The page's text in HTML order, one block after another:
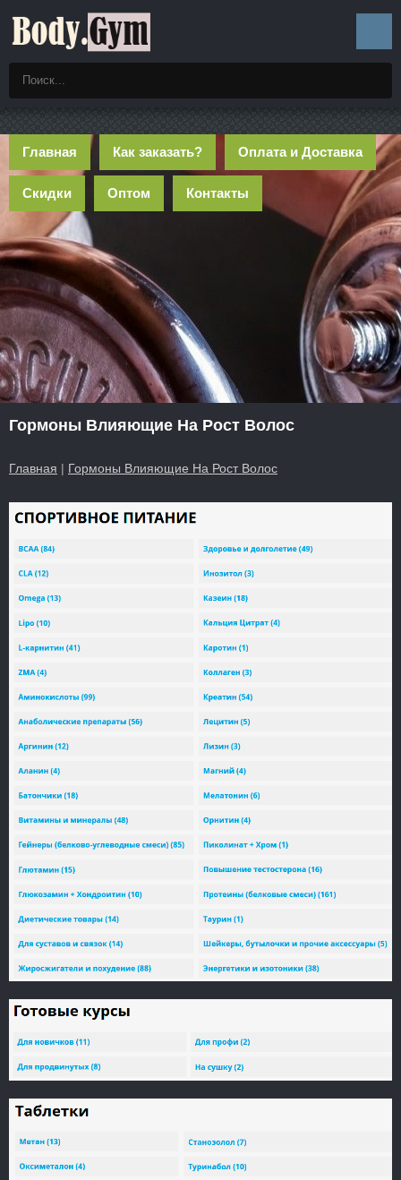
Главная Как заказать? Оплата и Доставка
Скидки Оптом Контакты
Гормоны Влияющие На Рост Волос
Главная | Гормоны Влияющие На Рост Волос